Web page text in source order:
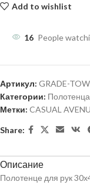
Add to wishlist
16 People
Артикул: GRADE-
Категории: Полотенца
Метки: CASUAL
Share:
Описание
Полотенце для рук